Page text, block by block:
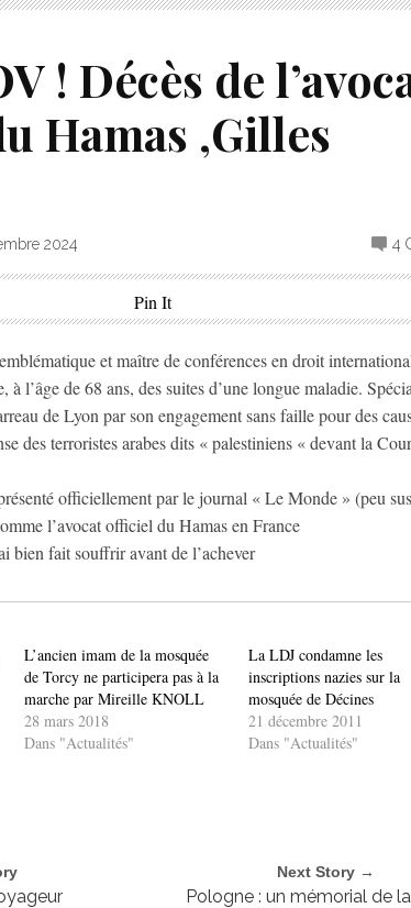
! Décès de
Hamas ,Gilles
2024 4
Pin It
et maître de conférences en droit
à l’âge de 68 ans, des suites d’une longue maladie.
de Lyon par son engagement sans faille pour des
des terroristes arabes dits « palestiniens « devant la
officiellement par le journal « Le Monde » (peu
l’avocat officiel du Hamas en France
bien fait souffrir avant de l’achever
L’ancien imam de la mosquée
de Torcy ne participera pas à la
marche par Mireille KNOLL
28 mars 2018
Dans "Actualités"
La LDJ condamne les
inscriptions nazies sur la
mosquée de Décines
21 décembre 2011
Dans "Actualités"
Next Story →
Pologne : un mémorial de